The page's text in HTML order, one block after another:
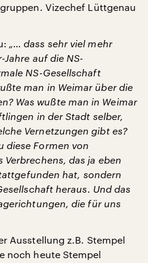
Vizechef Lüttgenau
„… dass sehr viel mehr
Jahre auf die NS-
NS-Gesellschaft
man in Weimar über die
Was wußte man in Weimar
in der Stadt selber,
Vernetzungen gibt es?
diese Formen von
das ja eben
hat, sondern
heraus. Und das
die für uns
Ausstellung z.B. Stempel
noch heute Stempel